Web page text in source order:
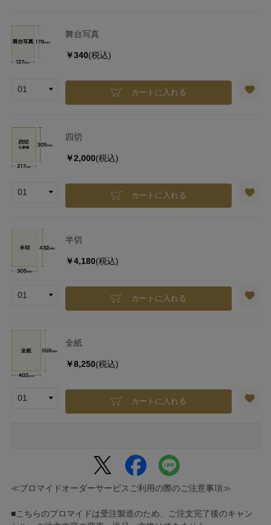
舞台写真
￥340(税込)
カートに入れる
四切
￥2,000(税込)
カートに入れる
半切
￥4,180(税込)
カートに入れる
全紙
￥8,250(税込)
カートに入れる
≪ブロマイドオーダーサービスご利用の際のご注意事項≫
■こちらのブロマイドは受注製造のため、ご注文完了後のキャン